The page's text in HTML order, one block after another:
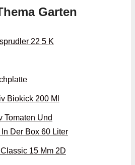
Garten
22 5 K
Biokick 200 Ml
Tomaten Und
Der Box 60 Liter
15 Mm 2D